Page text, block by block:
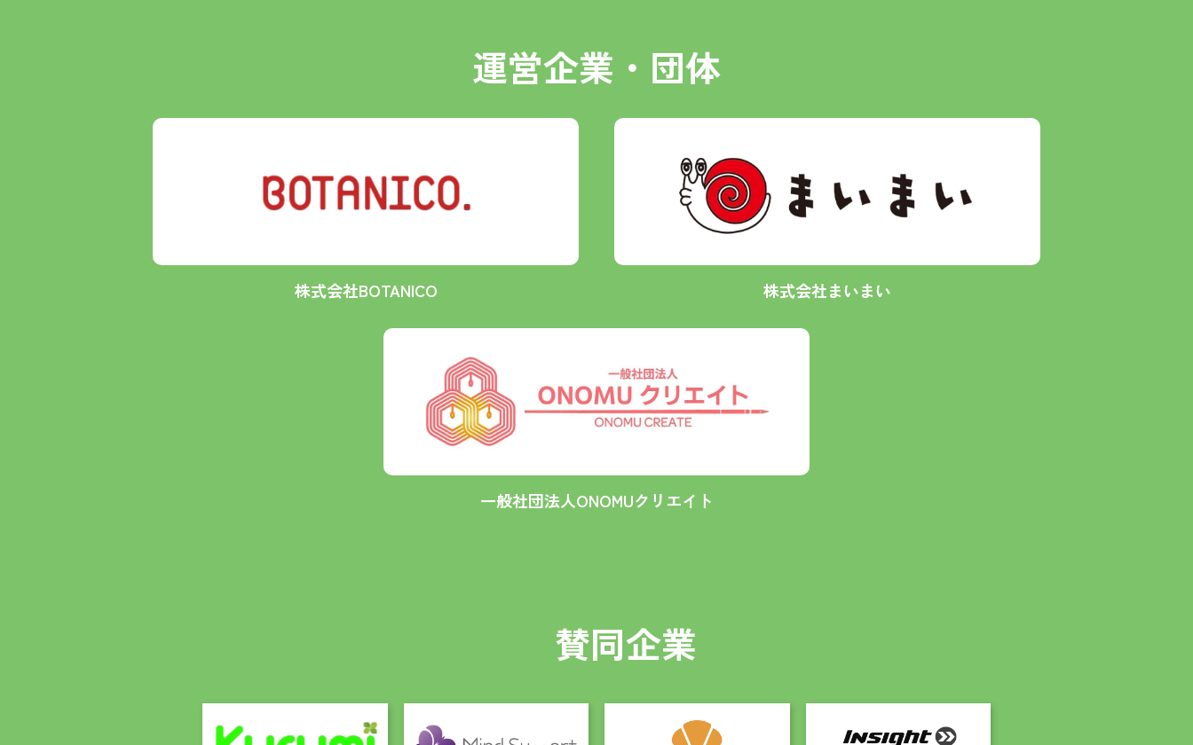
運営企業・団体
株式会社BOTANICO 株式会社まいまい
一般社団法人ONOMUクリエイト
賛同企業